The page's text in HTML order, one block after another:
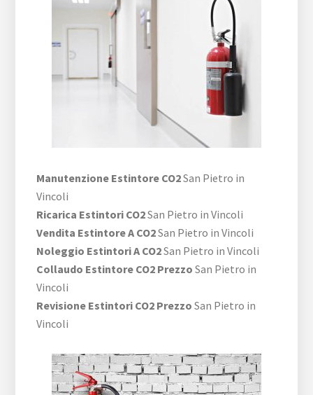
Manutenzione Estintore CO2San Pietro in
Vincoli
Ricarica Estintori CO2San Pietro in Vincoli
Vendita Estintore A CO2San Pietro in Vincoli
Noleggio Estintori A CO2San Pietro in Vincoli
Collaudo Estintore CO2 Prezzo San Pietro in
Vincoli
Revisione Estintori CO2 Prezzo San Pietro in
Vincoli